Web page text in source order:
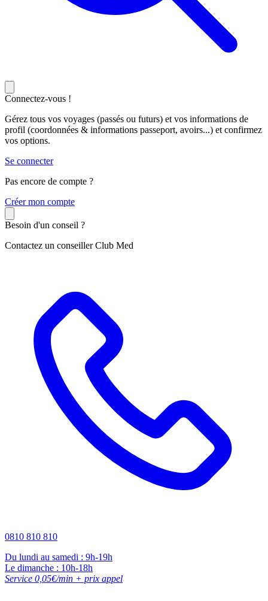
Connectez-vous !
Gérez tous vos voyages (passés ou futurs) et vos informations de
profil (coordonnées & informations passeport, avoirs...) et confirmez
vos options.
Se connecter
Pas encore de compte ?
Créer mon compte
Besoin d'un conseil ?
Contactez un conseiller Club Med
0810 810 810
Du lundi au samedi : 9h-19h
Le dimanche : 10h-18h
Service 0,05€/min + prix appel